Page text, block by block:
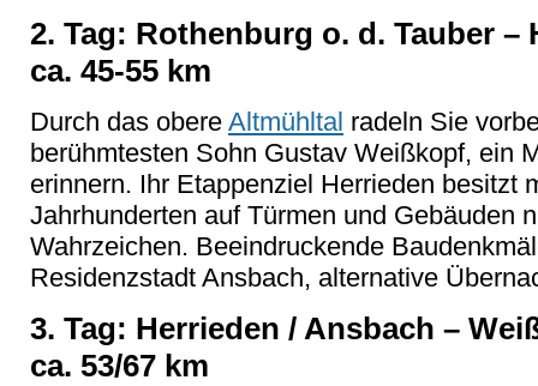
2. Tag: Rothenburg o. d. Tauber –
ca. 45-55 km
Durch das obere Altmühltal radeln Sie
berühmtesten Sohn Gustav Weißkopf, ein
erinnern. Ihr Etappenziel Herrieden besitzt
Jahrhunderten auf Türmen und Gebäuden
Wahrzeichen. Beeindruckende
Residenzstadt Ansbach, alternative
3. Tag: Herrieden / Ansbach –
ca. 53/67 km